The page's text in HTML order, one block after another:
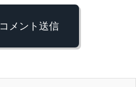
コメント送信